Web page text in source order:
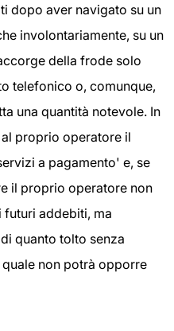
dopo aver navigato su un
involontariamente, su un
della frode solo
telefonico o, comunque,
una quantità notevole. In
proprio operatore il
a pagamento' e, se
il proprio operatore non
addebiti, ma
quanto tolto senza
non potrà opporre